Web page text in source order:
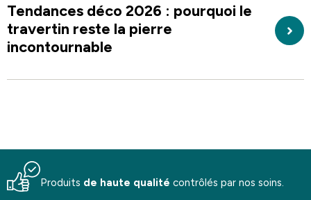
Tendances déco 2026 : pourquoi le
travertin reste la pierre
incontournable
Produits de haute qualité contrôlés par nos soins.